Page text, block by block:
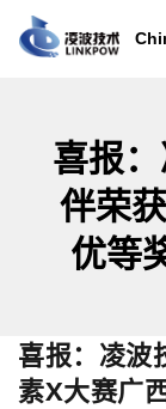
喜报
伴荣
优等
喜报：凌波
素X大赛广